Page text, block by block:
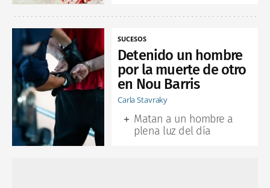
SUCESOS
Detenido un hombre
por la muerte de otro
en Nou Barris
Carla Stavraky
Matan a un hombre a
plena luz del día